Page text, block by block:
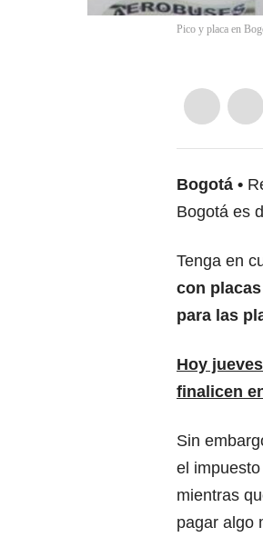
Pico y placa en
Bogotá
Bogotá es
Tenga en
con
para las
Hoy
finalicen
Sin
el
mientras
pagar algo